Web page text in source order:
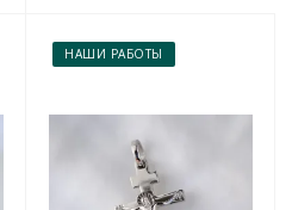
НАШИ РАБОТЫ